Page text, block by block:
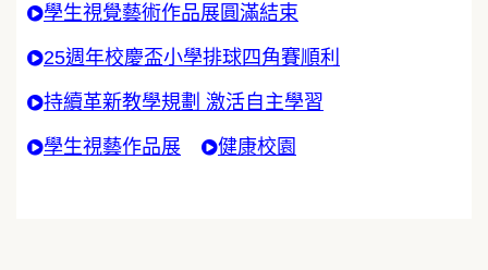
學生視覺藝術作品展圓滿結束
25週年校慶盃小學排球四角賽順利
持續革新教學規劃 激活自主學習
學生視藝作品展 健康校園